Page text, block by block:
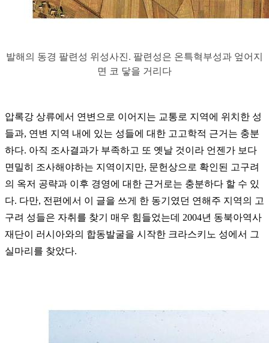
발해의 동경 팔련성 위성사진. 팔련성은 온특혁부성과 엎어지
면 코 닿을 거리다
압록강 상류에서 연변으로 이어지는 교통로 지역에 위치한 성
들과, 연변 지역 내에 있는 성들에 대한 고고학적 근거는 충분
하다. 아직 조사결과가 부족하고 또 옛날 것이라 언젠가 보다
면밀히 조사해야하는 지역이지만, 문헌상으로 확인된 고구려
의 옥저 공략과 이후 경영에 대한 근거로는 충분하다 할 수 있
다. 다만, 전편에서 이 글을 쓰게 한 동기였던 연해주 지역의 고
구려 성들은 자취를 찾기 매우 힘들었는데 2004년 동북아역사
재단이 러시아와의 합동발굴을 시작한 크라스키노 성에서 그
실마리를 찾았다.